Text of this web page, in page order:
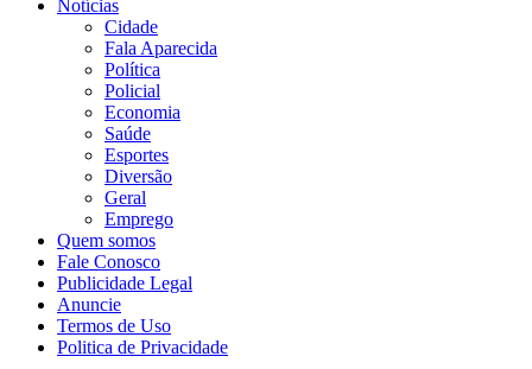
Notícias
Cidade
Fala Aparecida
Política
Policial
Economia
Saúde
Esportes
Diversão
Geral
Emprego
Quem somos
Fale Conosco
Publicidade Legal
Anuncie
Termos de Uso
Politica de Privacidade